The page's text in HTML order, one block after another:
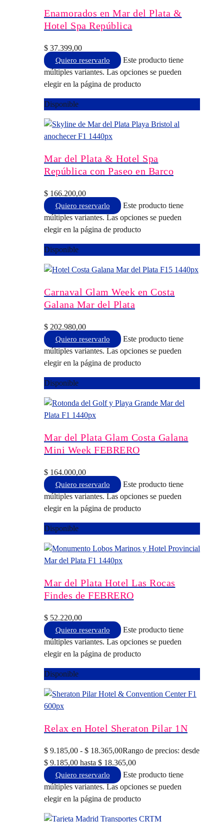
Enamorados en Mar del Plata &
Hotel Spa República
$ 37.399,00
Quiero reservarlo
Este producto tiene
múltiples variantes. Las opciones se pueden
elegir en la página de producto
Disponible
Mar del Plata & Hotel Spa
República con Paseo en Barco
$ 166.200,00
Quiero reservarlo
Este producto tiene
múltiples variantes. Las opciones se pueden
elegir en la página de producto
Disponible
Carnaval Glam Week en Costa
Galana Mar del Plata
$ 202.980,00
Quiero reservarlo
Este producto tiene
múltiples variantes. Las opciones se pueden
elegir en la página de producto
Disponible
Mar del Plata Glam Costa Galana
Mini Week FEBRERO
$ 164.000,00
Quiero reservarlo
Este producto tiene
múltiples variantes. Las opciones se pueden
elegir en la página de producto
Disponible
Mar del Plata Hotel Las Rocas
Findes de FEBRERO
$ 52.220,00
Quiero reservarlo
Este producto tiene
múltiples variantes. Las opciones se pueden
elegir en la página de producto
Disponible
Relax en Hotel Sheraton Pilar 1N
$ 9.185,00 - $ 18.365,00Rango de precios: desde
$ 9.185,00 hasta $ 18.365,00
Quiero reservarlo
Este producto tiene
múltiples variantes. Las opciones se pueden
elegir en la página de producto